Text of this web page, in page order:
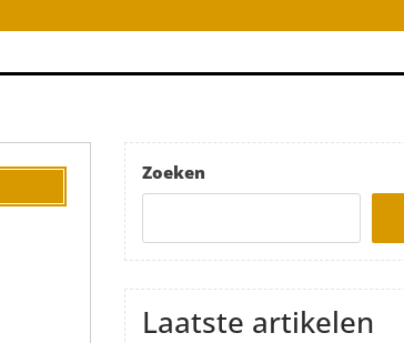
Zoeken
Laatste artikelen